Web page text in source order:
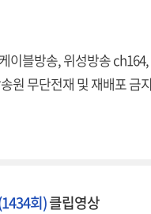
이블방송, 위성방송 ch164,
원 무단전재 및 재배포 금
회)클립영상